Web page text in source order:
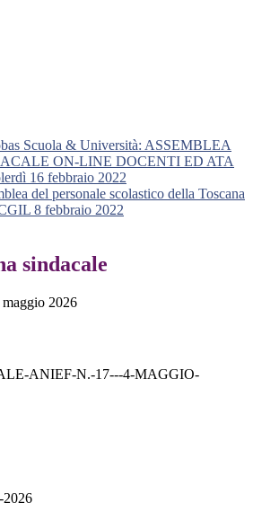
Scuola & Università: ASSEMBLEA
ON-LINE DOCENTI ED ATA
16 febbraio 2022
del personale scolastico della Toscana
8 febbraio 2022
sindacale
maggio 2026
ANIEF-N.-17---4-MAGGIO-
2026